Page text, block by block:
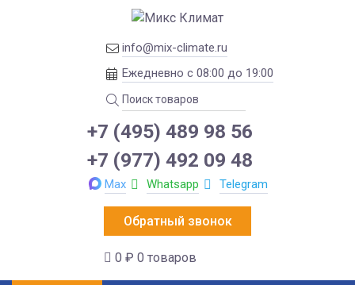
info@mix-climate.ru
Ежедневно с 08:00 до 19:00
+7 (495) 489 98 56
+7 (977) 492 09 48
Max Whatsapp Telegram
Обратный звонок
0 ₽ 0 товаров